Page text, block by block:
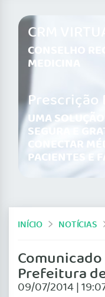
CRM
CONSELHO
MEDICINA
UMA
SEGURA E
CONECTAR
PACIENTES E
INÍCIO NOTÍCIAS
Prefeitura
09/07/2014 |